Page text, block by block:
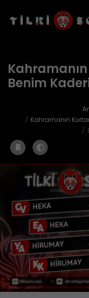
Kahramanın
Benim
Kahramanın